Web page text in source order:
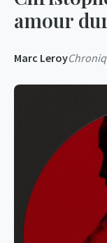
amour
Marc Leroy